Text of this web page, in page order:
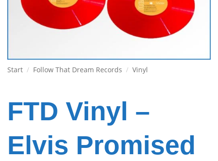
Start / Follow That Dream Records / Vinyl
FTD Vinyl –
Elvis Promised